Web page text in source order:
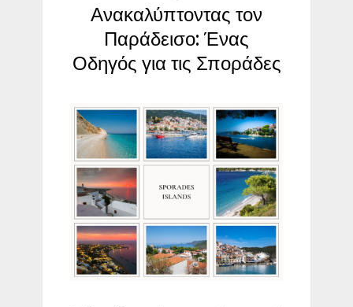
Ανακαλύπτοντας τον
Παράδεισο: Ένας
Οδηγός για τις Σποράδες